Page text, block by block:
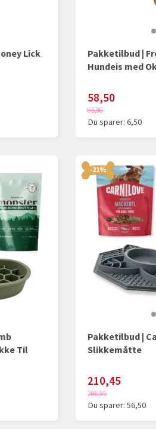
Lick
Pakketilbud |
Hundeis med
58,50
65,00
Du sparer:6,50
Til
-21%
Pakketilbud |
Slikkemåtte
210,45
266,95
Du sparer:56,50